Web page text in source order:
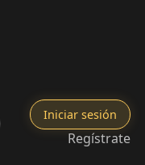
Iniciar sesión
Regístrate